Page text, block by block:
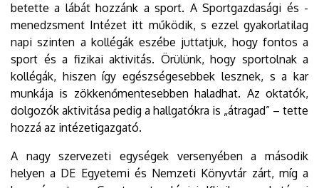
betette a lábát hozzánk a sport. A Sportgazdasági és -
menedzsment Intézet itt működik, s ezzel gyakorlatilag
napi szinten a kollégák eszébe juttatjuk, hogy fontos a
sport és a fizikai aktivitás. Örülünk, hogy sportolnak a
kollégák, hiszen így egészségesebbek lesznek, s a kar
munkája is zökkenőmentesebben haladhat. Az oktatók,
dolgozók aktivitása pedig a hallgatókra is „átragad” – tette
hozzá az intézetigazgató.
A nagy szervezeti egységek versenyében a második
helyen a DE Egyetemi és Nemzeti Könyvtár zárt, míg a